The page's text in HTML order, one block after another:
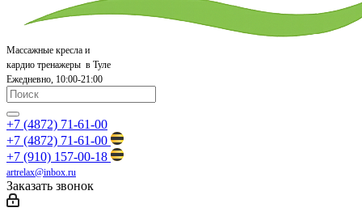
Массажные кресла и
кардио тренажеры в Туле
Ежедневно, 10:00-21:00
+7 (4872) 71-61-00
+7 (4872) 71-61-00
+7 (910) 157-00-18
artrelax@inbox.ru
Заказать звонок